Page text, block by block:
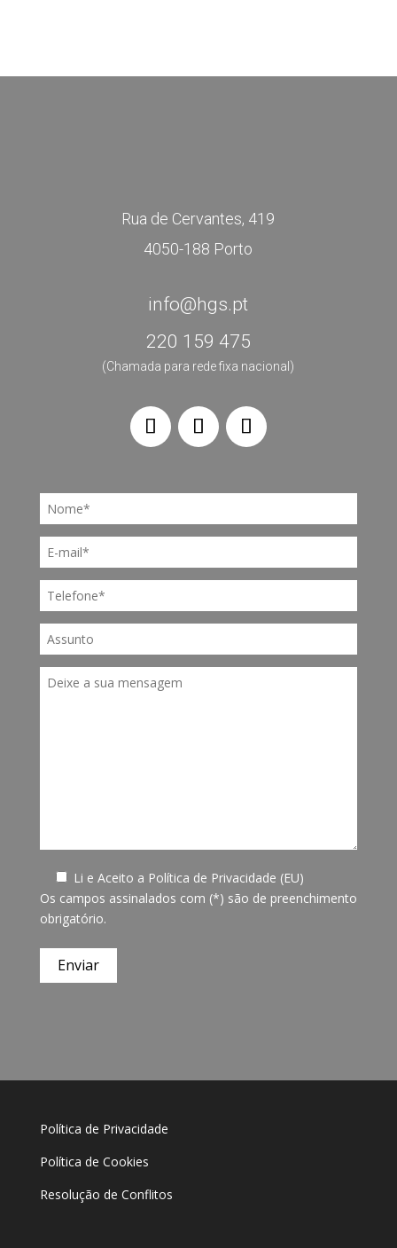
Rua de Cervantes, 419
4050-188 Porto
info@hgs.pt
220 159 475
(Chamada para rede fixa nacional)
Li e Aceito a Política de Privacidade (EU)
Os campos assinalados com (*) são de preenchimento
obrigatório.
Política de Privacidade
Política de Cookies
Resolução de Conflitos